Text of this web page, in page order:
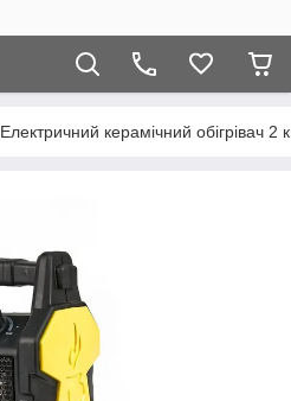
Електричний керамічний обігрівач